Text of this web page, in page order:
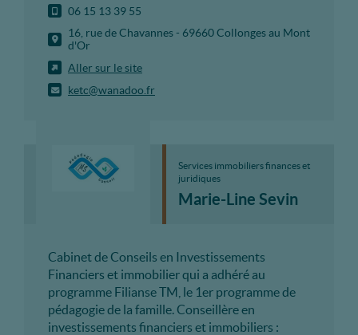
06 15 13 39 55
16, rue de Chavannes - 69660 Collonges au Mont
d'Or
Aller sur le site
ketc@wanadoo.fr
Services immobiliers finances et
juridiques
Marie-Line Sevin
Cabinet de Conseils en Investissements
Financiers et immobilier qui a adhéré au
programme Filianse TM, le 1er programme de
pédagogie de la famille. Conseillère en
investissements financiers et immobiliers :